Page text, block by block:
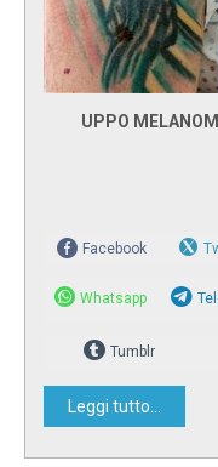
UPPO
Facebook
Whatsapp
Tumblr
Leggi tutto...